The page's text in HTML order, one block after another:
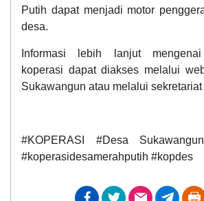
Putih dapat menjadi motor
desa.
Informasi lebih lanjut mengenai
koperasi dapat diakses melalui
Sukawangun atau melalui
#KOPERASI #Desa
#koperasidesamerahputih #kopdes